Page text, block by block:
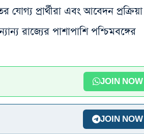
প্রার্থীরা এবং আবেদন প্রক্রিয়া
রাজ্যের পাশাপাশি পশ্চিমবঙ্গের
JOIN NOW
JOIN NOW